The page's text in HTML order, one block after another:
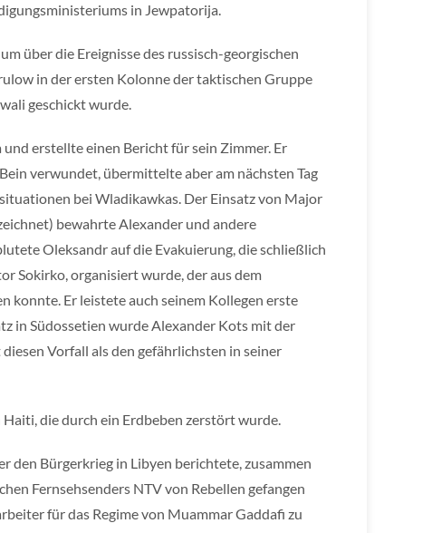
in Jewpatorija.
über die Ereignisse des russisch-georgischen
in der ersten Kolonne der taktischen Gruppe
geschickt wurde.
erstellte einen Bericht für sein Zimmer. Er
verwundet, übermittelte aber am nächsten Tag
bei Wladikawkas. Der Einsatz von Major
bewahrte Alexander und andere
Oleksandr auf die Evakuierung, die schließlich
Sokirko, organisiert wurde, der aus dem
konnte. Er leistete auch seinem Kollegen erste
in Südossetien wurde Alexander Kots mit der
Vorfall als den gefährlichsten in seiner
die durch ein Erdbeben zerstört wurde.
den Bürgerkrieg in Libyen berichtete, zusammen
Fernsehsenders NTV von Rebellen gefangen
für das Regime von Muammar Gaddafi zu